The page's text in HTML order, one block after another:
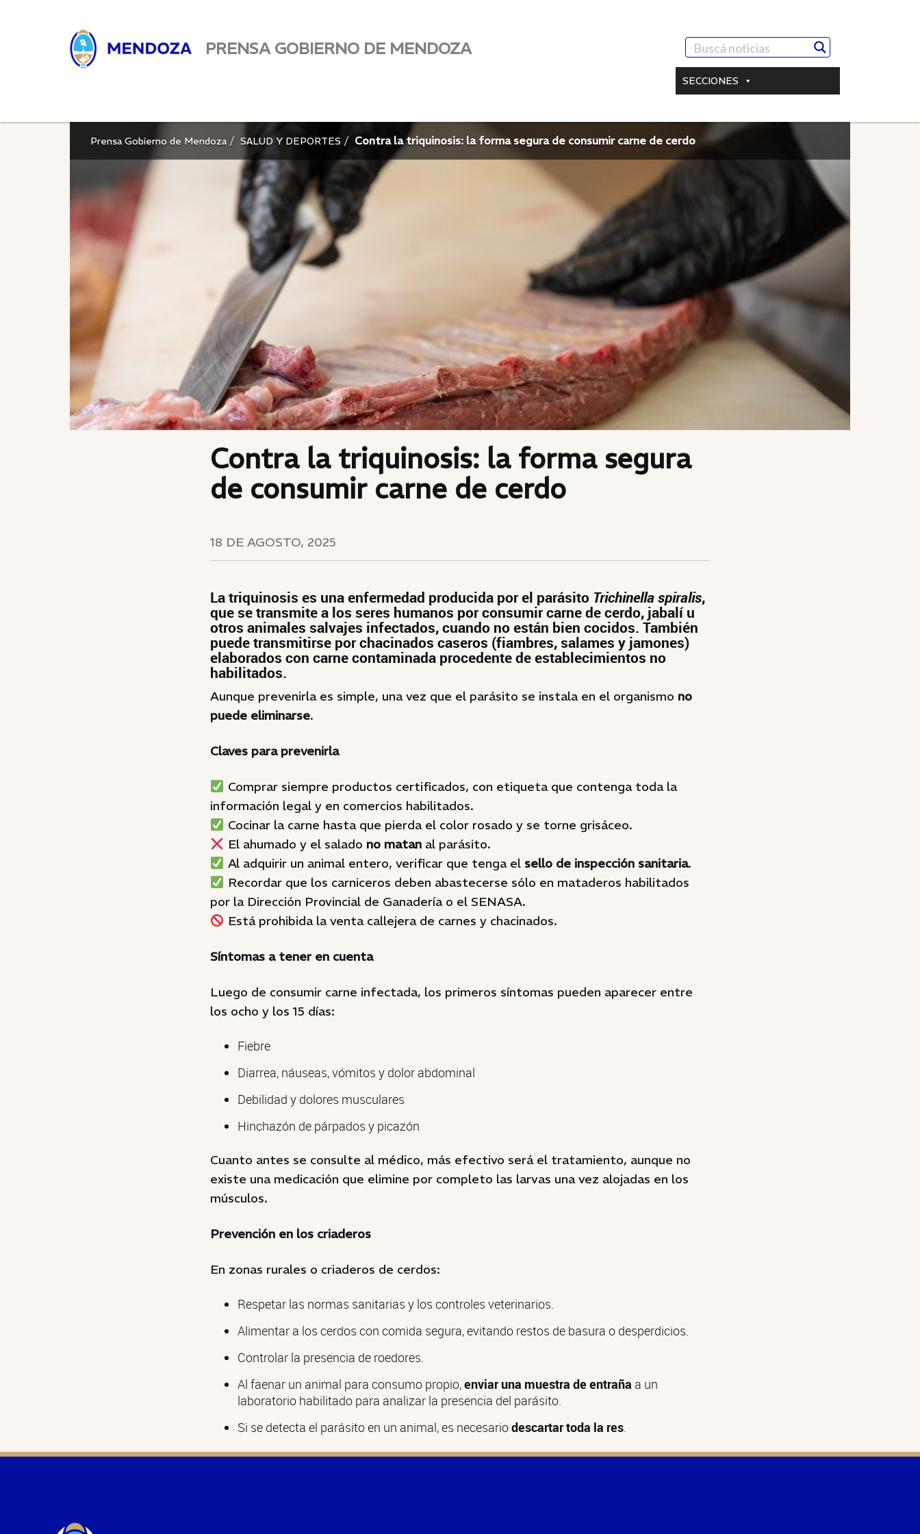
PRENSA GOBIERNO DE MENDOZA
SECCIONES
Prensa Gobierno de Mendoza SALUD Y DEPORTES Contra la triquinosis: la forma segura de consumir carne de cerdo
Contra la triquinosis: la forma segura
de consumir carne de cerdo
18 DE AGOSTO, 2025
La triquinosis es una enfermedad producida por el parásito Trichinella spiralis,
que se transmite a los seres humanos por consumir carne de cerdo, jabalí u
otros animales salvajes infectados, cuando no están bien cocidos. También
puede transmitirse por chacinados caseros (fiambres, salames y jamones)
elaborados con carne contaminada procedente de establecimientos no
habilitados.
Aunque prevenirla es simple, una vez que el parásito se instala en el organismo no
puede eliminarse.
Claves para prevenirla
Comprar siempre productos certificados, con etiqueta que contenga toda la
información legal y en comercios habilitados.
Cocinar la carne hasta que pierda el color rosado y se torne grisáceo.
El ahumado y el salado no matanal parásito.
Al adquirir un animal entero, verificar que tenga el sello de inspección sanitaria.
Recordar que los carniceros deben abastecerse sólo en mataderos habilitados
por la Dirección Provincial de Ganadería o el SENASA.
Está prohibida la venta callejera de carnes y chacinados.
Síntomas a tener en cuenta
Luego de consumir carne infectada, los primeros síntomas pueden aparecer entre
los ocho y los 15 días:
Fiebre
Diarrea, náuseas, vómitos y dolor abdominal
Debilidad y dolores musculares
Hinchazón de párpados y picazón
Cuanto antes se consulte al médico, más efectivo será el tratamiento, aunque no
existe una medicación que elimine por completo las larvas una vez alojadas en los
músculos.
Prevención en los criaderos
En zonas rurales o criaderos de cerdos:
Respetar las normas sanitarias y los controles veterinarios.
Alimentar a los cerdos con comida segura, evitando restos de basura o desperdicios.
Controlar la presencia de roedores.
Al faenar un animal para consumo propio,enviar una muestra de entraña a un
laboratorio habilitado para analizar la presencia del parásito.
Si se detecta el parásito en un animal, es necesariodescartar toda la res.